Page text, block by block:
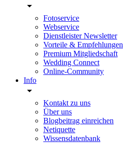
Fotoservice
Webservice
Dienstleister Newsletter
Vorteile & Empfehlungen
Premium Mitgliedschaft
Wedding Connect
Online-Community
Info
Kontakt zu uns
Über uns
Blogbeitrag einreichen
Netiquette
Wissensdatenbank